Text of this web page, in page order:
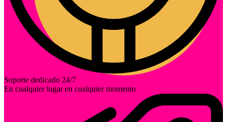
Soporte dedicado 24/7
En cualquier lugar en cualquier momento